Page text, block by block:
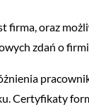
firma, oraz
zdań o
Certyfikaty